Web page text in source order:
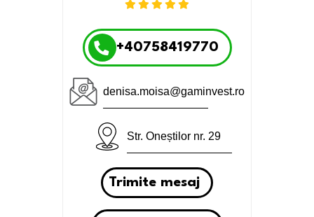
+40758419770
denisa.moisa@gaminvest.ro
Str. Oneștilor nr. 29
Trimite mesaj